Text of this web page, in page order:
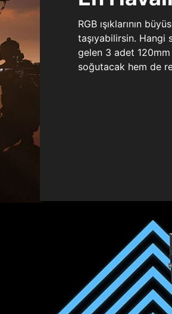
RGB ışıklarının
taşıyabilirsin. Hangi
gelen 3 adet 120mm
soğutacak hem de